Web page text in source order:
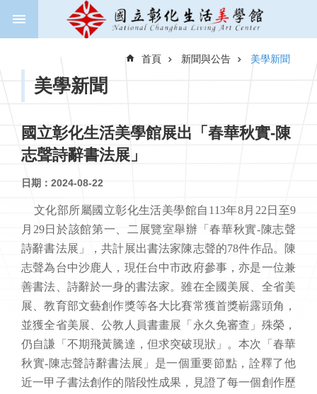
跳到主要內容區塊
尋
關
於
新
聞
與
公
業
務
專
區
首頁 新聞與公告 美學新聞
美學新聞
國立彰化生活美學館展出「春華秋實-陳
志聲詩辭書法展」
日期：2024-08-22
文化部所屬國立彰化生活美學館自 113年8月 22 日至9
月 29日於該館第一、二展覽室舉辦「春華秋實-陳志聲
詩辭書法展」
，共計展出書法家陳志聲的78件作品。陳
志聲為台中沙鹿人，現任台中市政府參事，亦是一位兼
善書法、詩辭於一身的書法家。雖在全國美展、全省美
展、教育部文藝創作獎等各大比賽常獲首獎嶄露頭角，
並獲全省美展、公教人員書畫展「永久免審查」殊榮，
仍自謙「不期飛黃騰達，但求突破現狀」。本次「春華
秋實-陳志聲詩辭書法展」是一個重要節點，詮釋了他
近一甲子書法創作的階段性成果，見證了每一個創作歷